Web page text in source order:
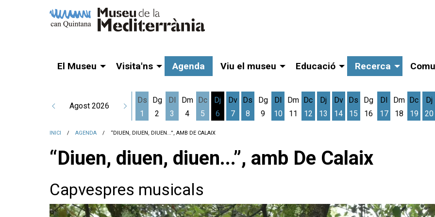
El Museu Visita'ns Agenda Viu el museu Educació Recerca
Agost 2026
Ds
1
Dg
2
Dl
3
Dm
4
Dc
5
Dj
6
Dv
7
Ds
8
Dg
9
Dl
10
Dm
11
Dc
12
Dj
13
Dv
14
Ds
15
Dg
16
Dl
17
Dm
18
Dc
19
Dj
20
INICI AGENDA “DIUEN, DIUEN, DIUEN...”, AMB DE CALAIX
“Diuen, diuen, diuen...”, amb De Calaix
Capvespres musicals